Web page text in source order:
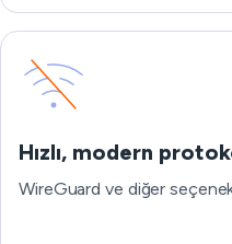
Hızlı, modern
WireGuard ve diğer